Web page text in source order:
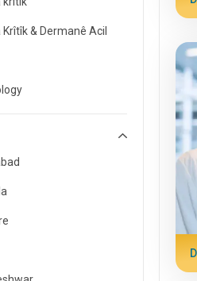
Krîtîk & Dermanê Acil
Malbatê
& Hepatolojî